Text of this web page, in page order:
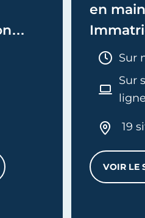
CLÉ EN MAIN -
en
Sur
Sur
19
VOIR LE